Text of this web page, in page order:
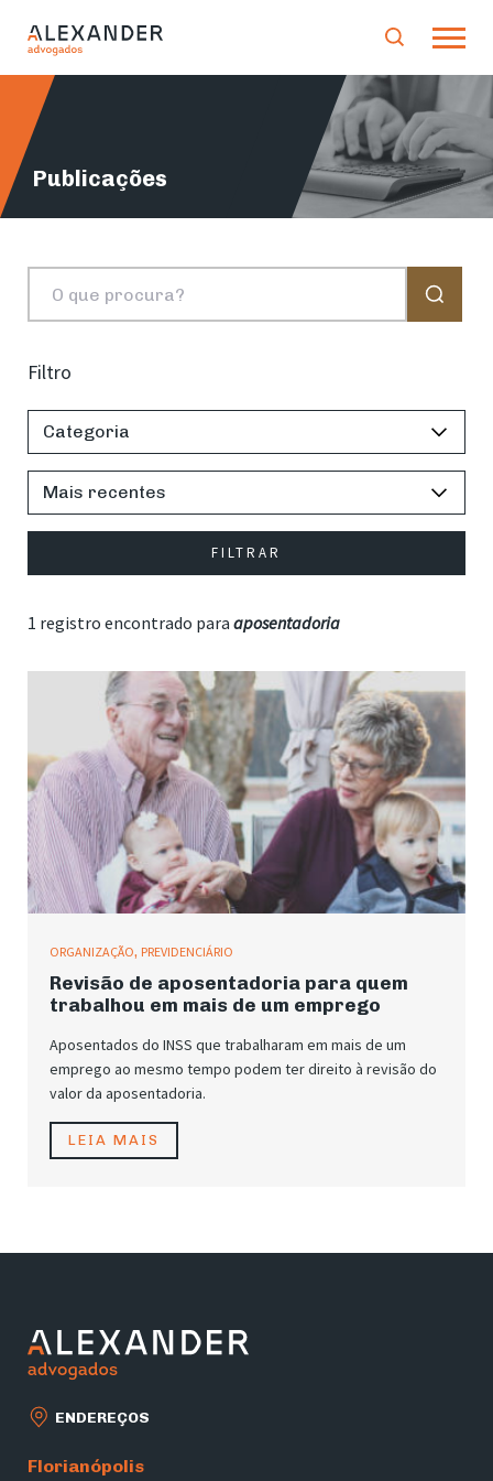
Publicações
Filtro
Categoria
Mais recentes
FILTRAR
1 registro encontrado para aposentadoria
ORGANIZAÇÃO, PREVIDENCIÁRIO
Revisão de aposentadoria para quem
trabalhou em mais de um emprego
Aposentados do INSS que trabalharam em mais de um
emprego ao mesmo tempo podem ter direito à revisão do
valor da aposentadoria.
LEIA MAIS
ENDEREÇOS
Florianópolis